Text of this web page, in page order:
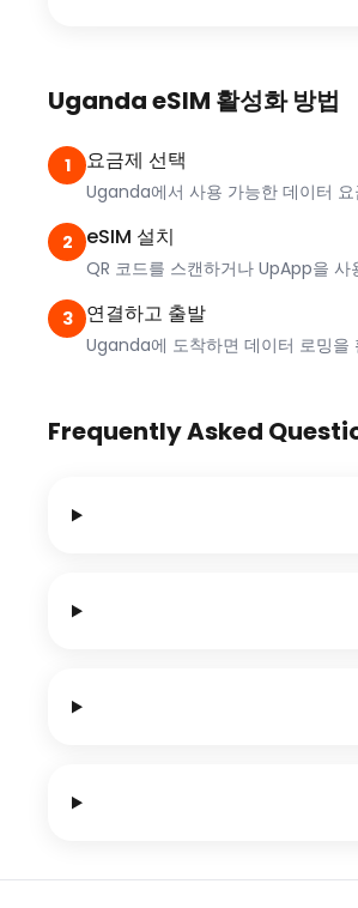
Uganda eSIM 활성화 방법
1 요금제 선택
Uganda에서 사용 가능한 데이터
2 eSIM 설치
QR 코드를 스캔하거나 UpApp을
3 연결하고 출발
Uganda에 도착하면 데이터 로밍을
Frequently Asked